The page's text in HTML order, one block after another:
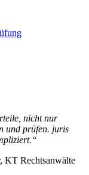
nicht nur
und prüfen. juris
KT Rechtsanwälte